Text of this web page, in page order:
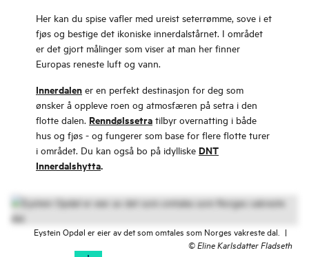
Her kan du spise vafler med ureist seterrømme, sove i et
fjøs og bestige det ikoniske innerdalstårnet. I området
er det gjort målinger som viser at man her finner
Europas reneste luft og vann.
Innerdalen er en perfekt destinasjon for deg som
ønsker å oppleve roen og atmosfæren på setra i den
flotte dalen. Renndølssetra tilbyr overnatting i både
hus og fjøs - og fungerer som base for flere flotte turer
i området. Du kan også bo på idylliske DNT
Innerdalshytta.
Eystein Opdøl er eier av det som omtales som Norges vakreste dal. |
©Eline Karlsdatter Fladseth